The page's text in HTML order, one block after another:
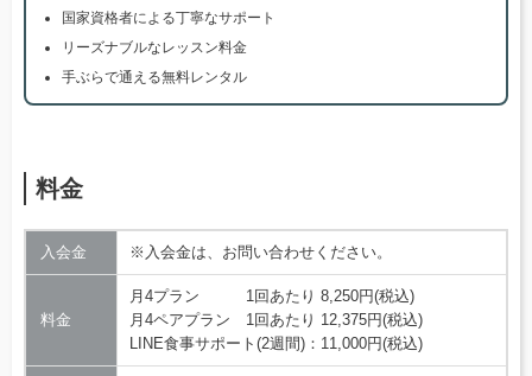
国家資格者による丁寧なサポート
リーズナブルなレッスン料金
手ぶらで通える無料レンタル
料金
入会金 ※入会金は、お問い合わせください。
料金
月4プラン 1回あたり 8,250円(税込)
月4ペアプラン 1回あたり 12,375円(税込)
LINE食事サポート(2週間)：11,000円(税込)